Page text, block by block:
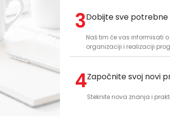
3Dobijte sve
Naš tim će vas informisati
organizaciji i realizaciji
4Započnite svoj novi
Steknite nova znanja i